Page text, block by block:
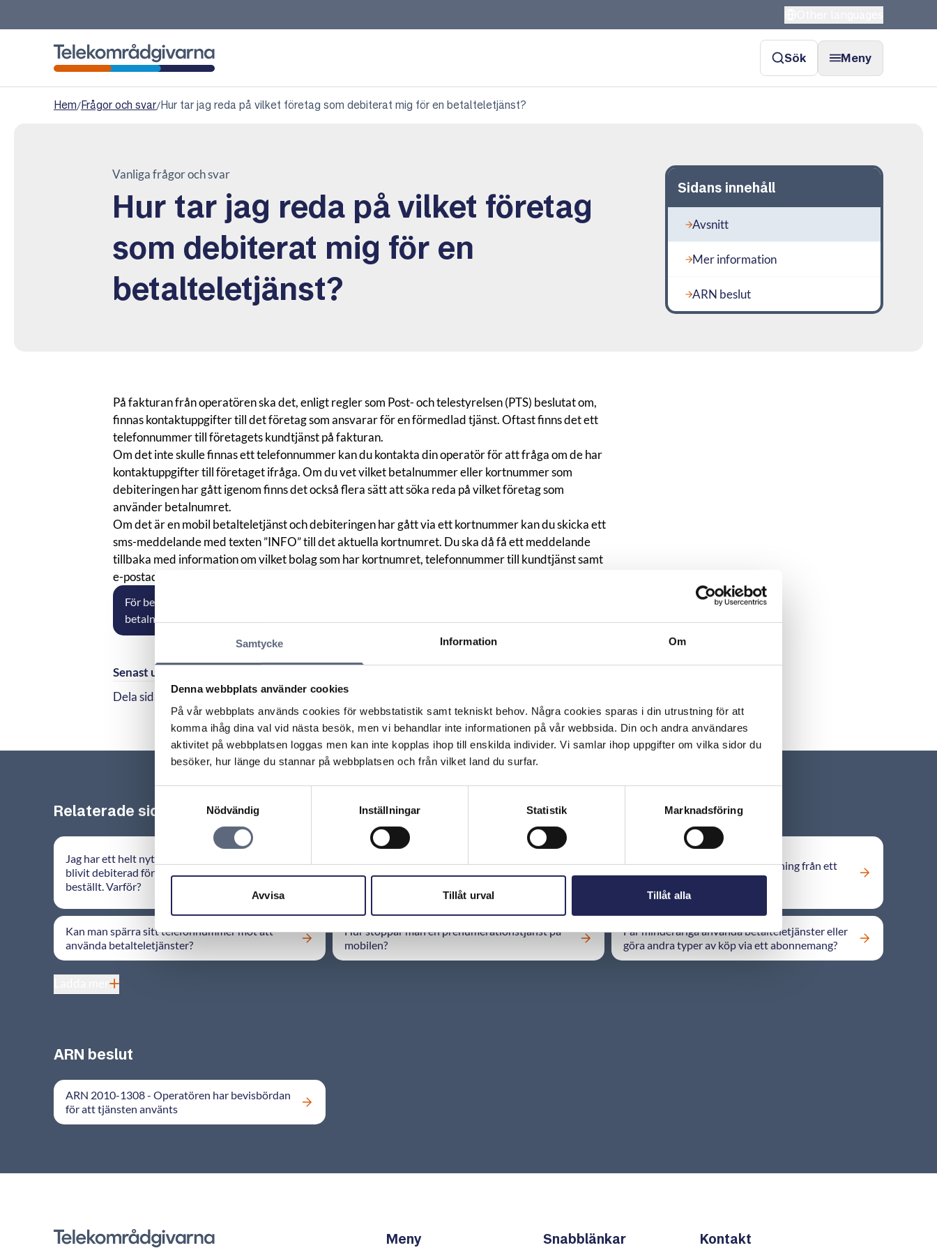
Samtycke Information Om
Denna webbplats använder cookies
På vår webbplats används cookies för webbstatistik samt tekniskt behov. Några cookies sparas i din utrustning för att
komma ihåg dina val vid nästa besök, men vi behandlar inte informationen på vår webbsida. Din och andra användares
aktivitet på webbplatsen loggas men kan inte kopplas ihop till enskilda individer. Vi samlar ihop uppgifter om vilka sidor du
besöker, hur länge du stannar på webbplatsen och från vilket land du surfar.
Nödvändig
Inställningar Statistik Marknadsföring
Avvisa Tillåt urval Tillåt alla
Sök Meny
Hem/Frågor och svar/Hur tar jag reda på vilket företag som debiterat mig för en betalteletjänst?
Vanliga frågor och svar
Hur tar jag reda på vilket företag
som debiterat mig för en
betalteletjänst?
Sidans innehåll
Avsnitt
Mer information
ARN beslut
På fakturan från operatören ska det, enligt regler som Post- och telestyrelsen (PTS) beslutat om,
finnas kontaktuppgifter till det företag som ansvarar för en förmedlad tjänst. Oftast finns det ett
telefonnummer till företagets kundtjänst på fakturan.
Om det inte skulle finnas ett telefonnummer kan du kontakta din operatör för att fråga om de har
kontaktuppgifter till företaget ifråga. Om du vet vilket betalnummer eller kortnummer som
debiteringen har gått igenom finns det också flera sätt att söka reda på vilket företag som
använder betalnumret.
Om det är en mobil betalteletjänst och debiteringen har gått via ett kortnummer kan du skicka ett
sms-meddelande med texten ”INFO” till det aktuella kortnumret. Du ska då få ett meddelande
tillbaka med information om vilket bolag som har kortnumret, telefonnummer till kundtjänst samt
e-postadress eller hemsida.
För betalsamtal har PTS en tjänst där du kan söka fram vilken operatör som har ett visst
betalnummer.
Senast uppdaterad:
Dela sidan
Dela sidan på Facebook
Dela sidan på Linkedin
Relaterade sidor till frågan
Jag har ett helt nytt mobilabonnemang och har
blivit debiterad för tjänster som jag inte har
beställt. Varför?
Jag har försökt ringa till ett företag på det
nummer som står på fakturan från min operatör,
men jag lyckas inte få kontakt med företaget. Vad
Det dras pengar på min mobilräkning från ett
företag jag inte vet vad det är?
Kan man spärra sitt telefonnummer mot att
använda betalteletjänster?
Hur stoppar man en prenumerationstjänst på
mobilen?
Får minderåriga använda betalteletjänster eller
göra andra typer av köp via ett abonnemang?
ARN beslut
ARN 2010-1308 - Operatören har bevisbördan
för att tjänsten använts
Meny Snabblänkar Kontakt